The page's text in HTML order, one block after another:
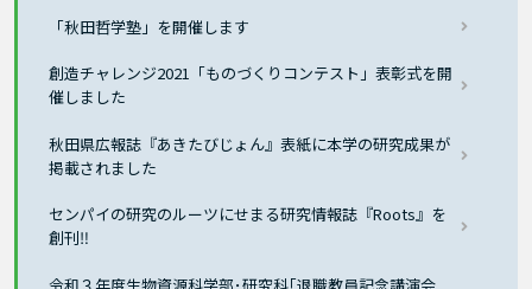
「秋田哲学塾」を開催します
創造チャレンジ2021「ものづくりコンテスト」表彰式を開
催しました
秋田県広報誌『あきたびじょん』表紙に本学の研究成果が
掲載されました
センパイの研究のルーツにせまる研究情報誌『Roots』を
創刊‼
令和３年度生物資源科学部･研究科｢退職教員記念講演会